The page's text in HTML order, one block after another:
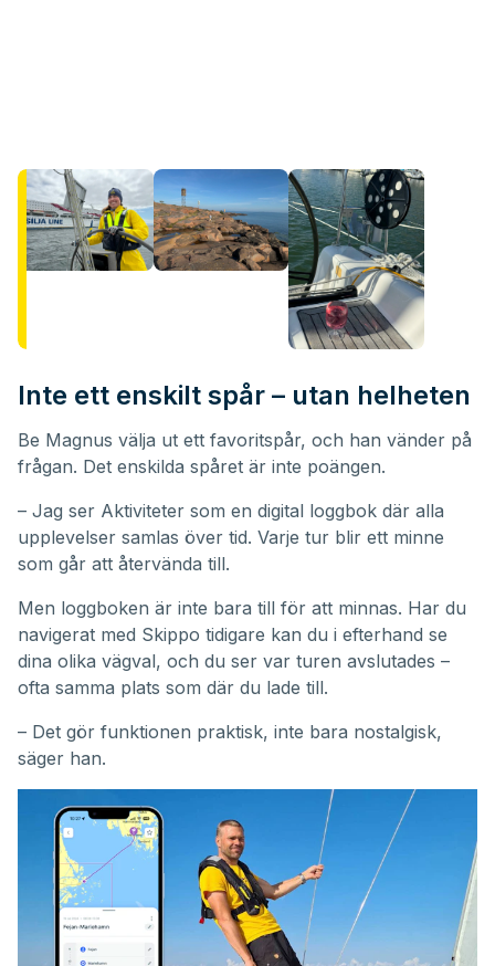
Inte ett enskilt spår – utan helheten
Be Magnus välja ut ett favoritspår, och han vänder på
frågan. Det enskilda spåret är inte poängen.
– Jag ser Aktiviteter som en digital loggbok där alla
upplevelser samlas över tid. Varje tur blir ett minne
som går att återvända till.
Men loggboken är inte bara till för att minnas. Har du
navigerat med Skippo tidigare kan du i efterhand se
dina olika vägval, och du ser var turen avslutades –
ofta samma plats som där du lade till.
– Det gör funktionen praktisk, inte bara nostalgisk,
säger han.